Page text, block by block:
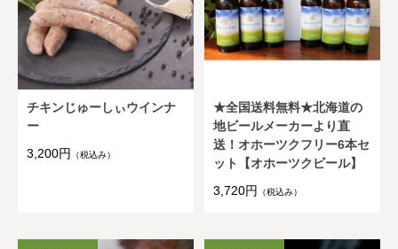
チキンじゅーしぃウインナ
ー
3,200円
（税込み）
★全国送料無料★北海道の
地ビールメーカーより直
送！オホーツクフリー6本セ
ット【オホーツクビール】
3,720円
（税込み）